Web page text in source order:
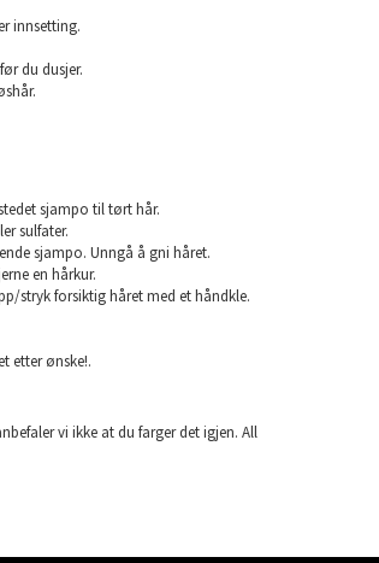
innsetting.
du dusjer.
sjampo til tørt hår.
sulfater.
sjampo. Unngå å gni håret.
en hårkur.
stryk forsiktig håret med et håndkle.
etter ønske!.
vi ikke at du farger det igjen. All